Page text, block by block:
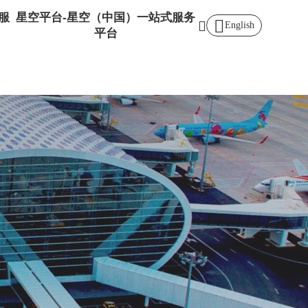
星空平台-星空（中国）一站式服务
平台
English